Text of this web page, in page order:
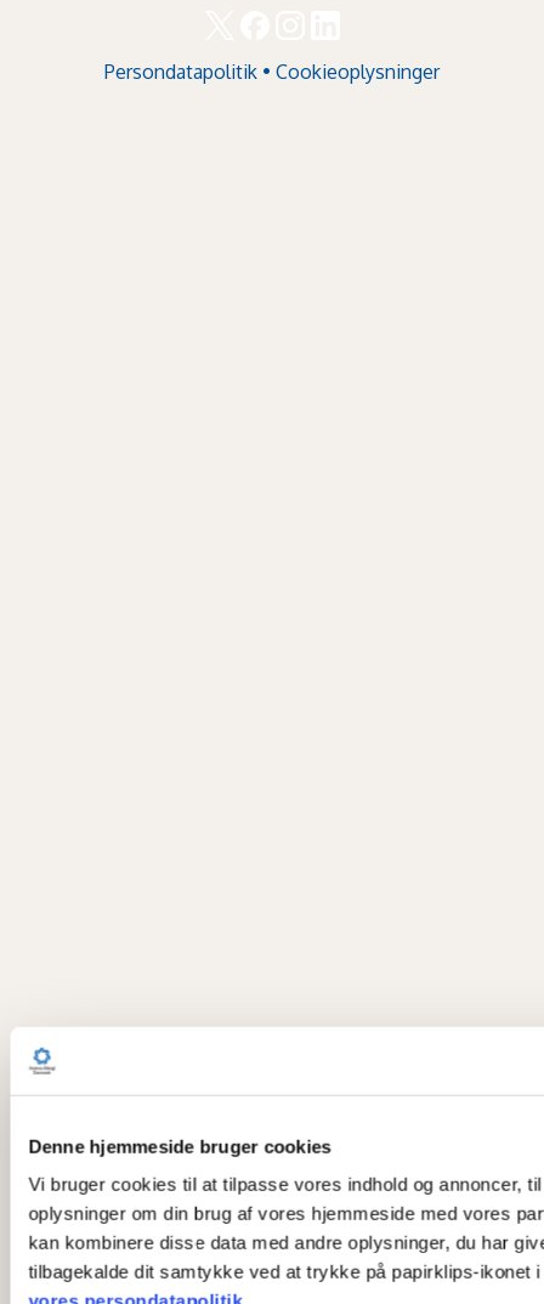
Denne hjemmeside bruger cookies
Vi bruger cookies til at tilpasse vores indhold og annoncer,
oplysninger om din brug af vores hjemmeside med vores
kan kombinere disse data med andre oplysninger, du har
tilbagekalde dit samtykke ved at trykke på papirklips-ikonet
Persondatapolitik • Cookieoplysninger